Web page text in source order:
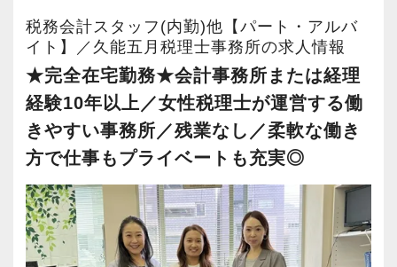
・事前に気軽な面談を実施
・仕事内容やキャリアを相談可
・ざっくばらんに質問OK
・納得後に選考へ進めます
・入社時期は柔軟に対応
・半年～1年の調整も可能
まずはカジュアル面談からでも歓迎です
「応募する」からお気軽にご連絡ください。
・繁忙期も月30～40h程度
・男性の育休取得率100％
・テレワーク導入済み
・全席デュアルモニタ完備
＜幅広い経験・成長環境＞
・9割が紹介の安定基盤
・一般企業～医療・学校法人まで対応
・個人～大企業まで幅広く経験可能
税務会計スタッフ(内勤)他【パート・アルバ
イト】／久能五月税理士事務所の求人情報
★完全在宅勤務★会計事務所または経理
経験10年以上／女性税理士が運営する働
きやすい事務所／残業なし／柔軟な働き
方で仕事もプライベートも充実◎